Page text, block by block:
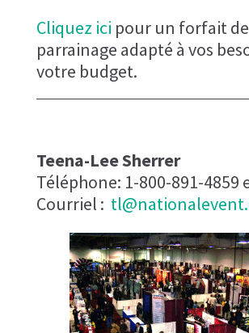
Cliquez ici pour un forfait de
parrainage adapté à vos
votre budget.
Teena-Lee Sherrer​
Téléphone: 1-800-891-4859
Courriel :